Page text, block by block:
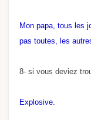
Mon papa, tous les
pas toutes, les
8- si vous deviez
Explosive.